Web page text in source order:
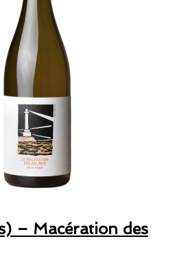
– Macération des